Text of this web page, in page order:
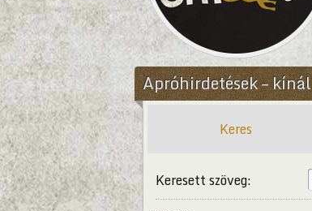
Apróhirdetések – kínál
Keres
Keresett szöveg: